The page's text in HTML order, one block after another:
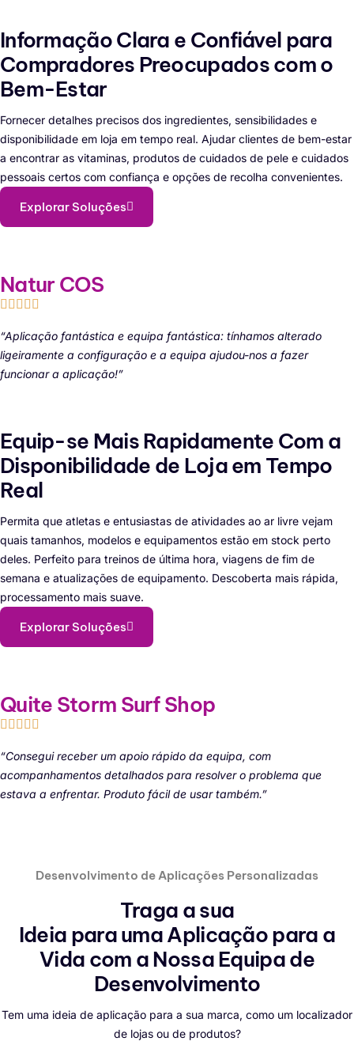
Informação Clara e Confiável para
Compradores Preocupados com o
Bem-Estar
Fornecer detalhes precisos dos ingredientes, sensibilidades e
disponibilidade em loja em tempo real. Ajudar clientes de bem-estar
a encontrar as vitaminas, produtos de cuidados de pele e cuidados
pessoais certos com confiança e opções de recolha convenientes.
Explorar Soluções
Natur COS
“Aplicação fantástica e equipa fantástica: tínhamos alterado
ligeiramente a configuração e a equipa ajudou-nos a fazer
funcionar a aplicação!”
Equip-se Mais Rapidamente Com a
Disponibilidade de Loja em Tempo
Real
Permita que atletas e entusiastas de atividades ao ar livre vejam
quais tamanhos, modelos e equipamentos estão em stock perto
deles. Perfeito para treinos de última hora, viagens de fim de
semana e atualizações de equipamento. Descoberta mais rápida,
processamento mais suave.
Explorar Soluções
Quite Storm Surf Shop
“Consegui receber um apoio rápido da equipa, com
acompanhamentos detalhados para resolver o problema que
estava a enfrentar. Produto fácil de usar também.”
Desenvolvimento de Aplicações Personalizadas
Traga a sua
Ideia para uma Aplicaçãopara a
Vida com a Nossa Equipa de
Desenvolvimento
Tem uma ideia de aplicação para a sua marca, como um localizador
de lojas ou de produtos?